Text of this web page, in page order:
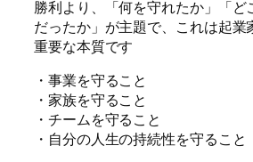
勝利より、「何を守れたか」「ど
だったか」が主題で、これは起業
重要な本質です
・事業を守ること
・家族を守ること
・チームを守ること
・自分の人生の持続性を守ること